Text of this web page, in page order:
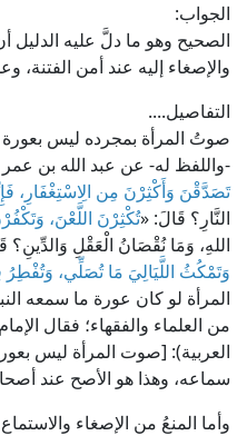
الجواب:
الصحيح وهو ما دلَّ عليه
والإصغاء إليه عند أمن
التفاصيل....
صوتُ المرأة بمجرده ليس
-واللفظ له- عن عبد الله بن
تَصَدَّقْنَ وَأَكْثِرْنَ مِن الِاسْتِغْفَارِ،
النَّارِ؟ قَالَ: «تُكْثِرْنَ اللَّعْنَ،
اللهِ، وَمَا نُقْصَانُ الْعَقْلِ وَالدِّينِ؟
وَتَمْكُثُ اللَّيَالِيَ مَا تُصَلِّي،
المرأة لو كان عورة ما سمعه
العربية): [صوت المرأة ليس
سماعه، وهذا هو الأصح عند
وأما المنعُ من الإصغاء